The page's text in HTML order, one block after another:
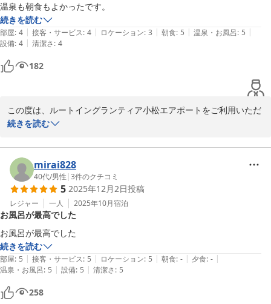
ルートイングランティア小松エアポート
フロント　陳
小松天然温泉ルートイングランティア小松エアポート
2025-12-11
温泉も朝食もよかったです。
続きを読む
部屋: 4 | 接客・サービス: 4 | ロケーション: 3 | 朝食: 5 | 温泉・お風呂: 5 |
設備: 4 | 清潔さ: 4
182
この度は、ルートイングランティア小松エアポートをご利用いただ
きまして、誠にありがとうございます。
温泉でお寛ぎいただき、ご朝食もご満足いただけたご様子を伺い、
スタッフ一同の大きな励みとなります。今後もより快適にお過ごし
いただけるよう、サービスの向上に努めてまいります。
またお近くへお越しの際は、ぜひ当ホテルをご利用くださいませ。
心よりお待ち申し上げております。
ルートイングランティア小松エアポート
フロント　陳
小松天然温泉ルートイングランティア小松エアポート
2025-12-11
続きを読む
mirai828
40代/男性 |3件のクチコミ
5 2025年12月2日投稿
レジャー 一人 2025年10月宿泊
お風呂が最高でした
お風呂が最高でした
続きを読む
部屋: 5 | 接客・サービス: 5 | ロケーション: 5 | 朝食: - | 夕食: - |
温泉・お風呂: 5 | 設備: 5 | 清潔さ: 5
258